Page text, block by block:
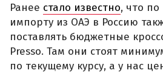
Ранее стало известно, что
импорту из ОАЭ в Россию
поставлять бюджетные
Presso. Там они стоят
по текущему курсу, а у нас